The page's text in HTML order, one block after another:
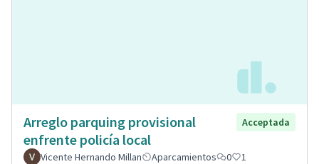
Arreglo parquing provisional
enfrente policía local
Acceptada
Vicente Hernando Millan Aparcamientos 0 1